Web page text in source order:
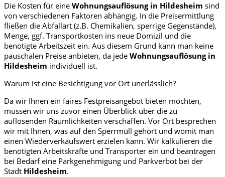
Die Kosten für eine Wohnungsauflösung in Hildesheim sind
von verschiedenen Faktoren abhängig. In die Preisermittlung
fließen die Abfallart (z.B. Chemikalien, sperrige Gegenstände),
Menge, ggf. Transportkosten ins neue Domizil und die
benötigte Arbeitszeit ein. Aus diesem Grund kann man keine
pauschalen Preise anbieten, da jede Wohnungsauflösung in
Hildesheim individuell ist.
Warum ist eine Besichtigung vor Ort unerlässlich?
Da wir Ihnen ein faires Festpreisangebot bieten möchten,
müssen wir uns zuvor einen Überblick über die zu
auflösenden Räumlichkeiten verschaffen. Vor Ort besprechen
wir mit Ihnen, was auf den Sperrmüll gehört und womit man
einen Wiederverkaufswert erzielen kann. Wir kalkulieren die
benötigten Arbeitskräfte und Transporter ein und beantragen
bei Bedarf eine Parkgenehmigung und Parkverbot bei der
Stadt Hildesheim.